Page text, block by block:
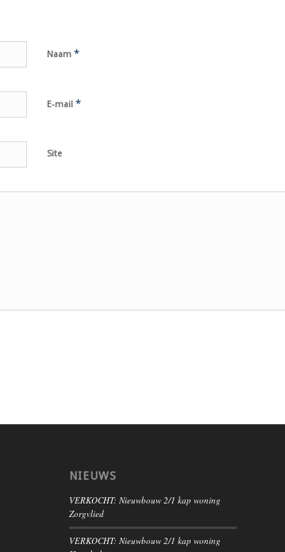
Naam *
E-mail *
Site
NIEUWS
VERKOCHT: Nieuwbouw 2/1 kap woning
Zorgvlied
VERKOCHT: Nieuwbouw 2/1 kap woning